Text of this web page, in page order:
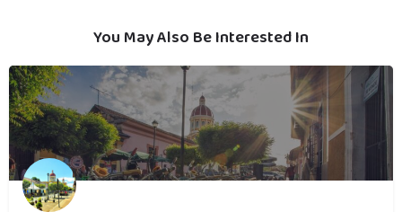
You May Also Be Interested In